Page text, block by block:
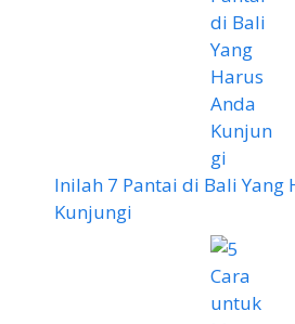
Inilah 7 Pantai di Bali Yang
Kunjungi